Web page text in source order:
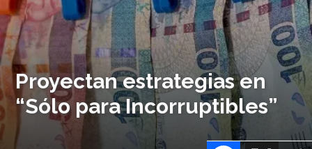
Proyectan estrategias en
“Sólo para Incorruptibles”
X
Facebook